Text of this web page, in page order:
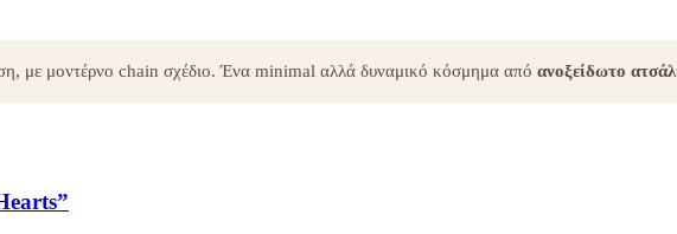
με μοντέρνο chain σχέδιο. Ένα minimal αλλά δυναμικό κόσμημα από ανοξείδωτο